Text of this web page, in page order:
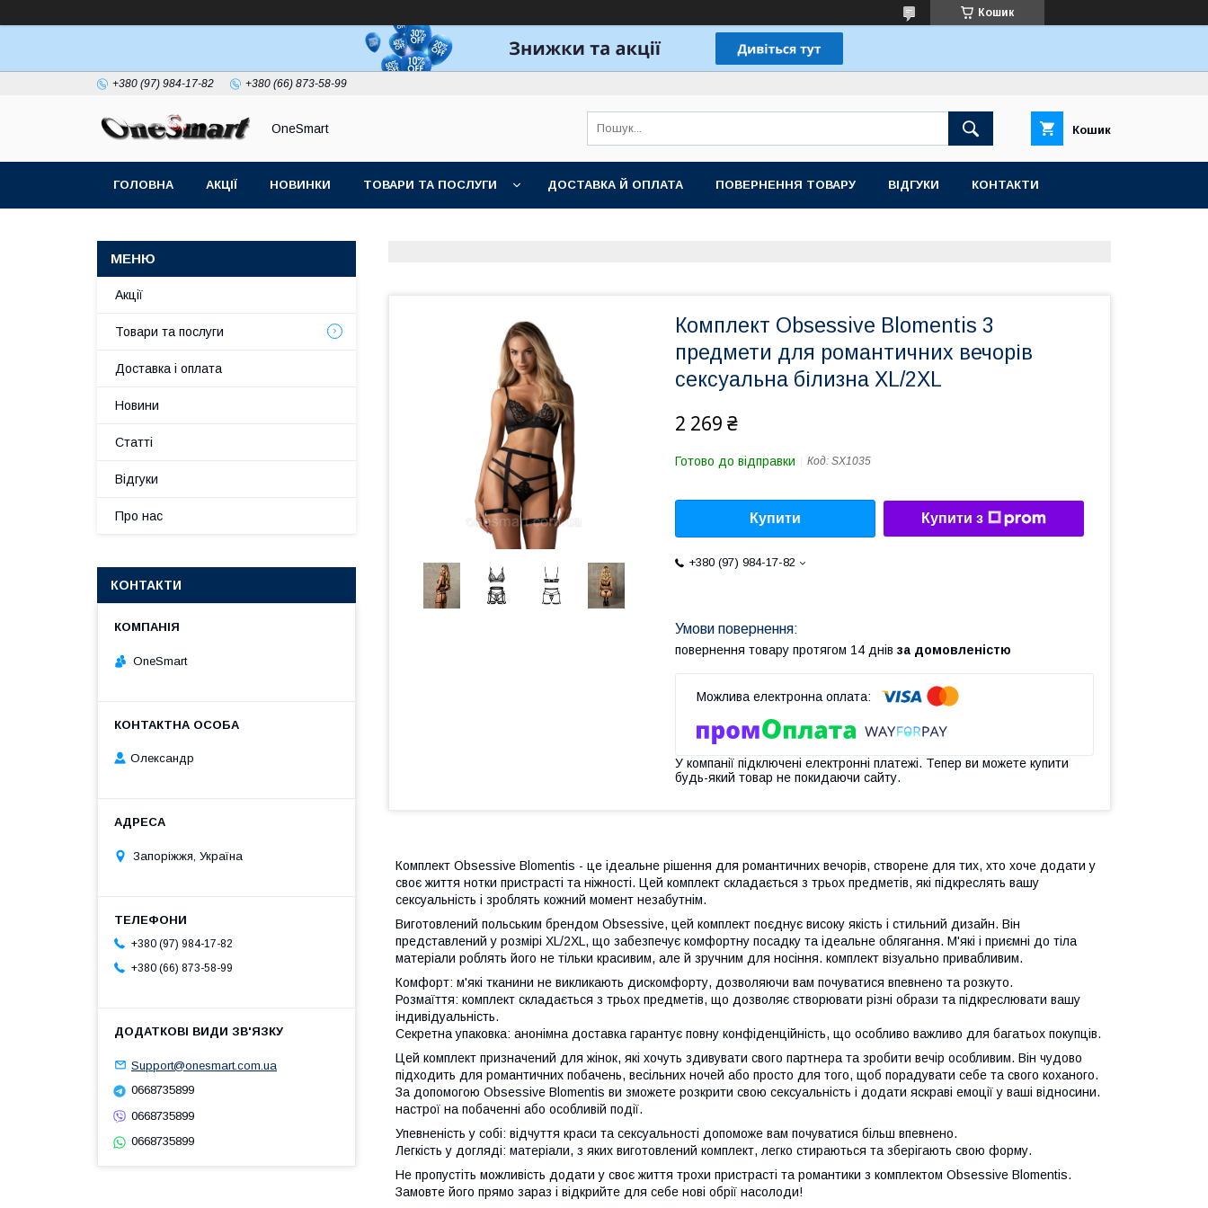
Кошик
+380 (97) 984-17-82 +380 (66) 873-58-99
OneSmart Кошик
ГОЛОВНА АКЦІЇ НОВИНКИ ТОВАРИ ТА ПОСЛУГИ ДОСТАВКА Й ОПЛАТА ПОВЕРНЕННЯ ТОВАРУ ВІДГУКИ КОНТАКТИ
Комплект Obsessive Blomentis 3
предмети для романтичних вечорів
сексуальна білизна XL/2XL
2 269 ₴
Готово до відправки Код: SX1035
Купити Купити з
+380 (97) 984-17-82
повернення товару протягом 14 днів за домовленістю
У компанії підключені електронні платежі. Тепер ви можете купити
будь-який товар не покидаючи сайту.
Комплект Obsessive Blomentis - це ідеальне рішення для романтичних вечорів, створене для тих, хто хоче додати у
своє життя нотки пристрасті та ніжності. Цей комплект складається з трьох предметів, які підкреслять вашу
сексуальність і зроблять кожний момент незабутнім.
Виготовлений польським брендом Obsessive, цей комплект поєднує високу якість і стильний дизайн. Він
представлений у розмірі XL/2XL, що забезпечує комфортну посадку та ідеальне облягання. М'які і приємні до тіла
матеріали роблять його не тільки красивим, але й зручним для носіння. комплект візуально привабливим.
Комфорт: м'які тканини не викликають дискомфорту, дозволяючи вам почуватися впевнено та розкуто.
Розмаїття: комплект складається з трьох предметів, що дозволяє створювати різні образи та підкреслювати вашу
індивідуальність.
Секретна упаковка: анонімна доставка гарантує повну конфіденційність, що особливо важливо для багатьох покупців.
Цей комплект призначений для жінок, які хочуть здивувати свого партнера та зробити вечір особливим. Він чудово
підходить для романтичних побачень, весільних ночей або просто для того, щоб порадувати себе та свого коханого.
За допомогою Obsessive Blomentis ви зможете розкрити свою сексуальність і додати яскраві емоції у ваші відносини.
настрої на побаченні або особливій події.
Упевненість у собі: відчуття краси та сексуальності допоможе вам почуватися більш впевнено.
Легкість у догляді: матеріали, з яких виготовлений комплект, легко стираються та зберігають свою форму.
Не пропустіть можливість додати у своє життя трохи пристрасті та романтики з комплектом Obsessive Blomentis.
Замовте його прямо зараз і відкрийте для себе нові обрії насолоди!
Акції
Товари та послуги
Доставка і оплата
Новини
Статті
Відгуки
Про нас
КОНТАКТИ
OneSmart
Олександр
Запоріжжя, Україна
+380 (97) 984-17-82
+380 (66) 873-58-99
Support@onesmart.com.ua
0668735899
0668735899
0668735899